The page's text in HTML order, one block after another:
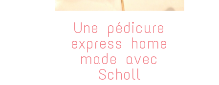
Une pédicure
express home
made avec
Scholl